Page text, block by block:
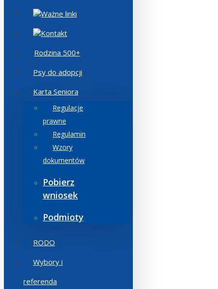
Ważne linki
Kontakt
Rodzina 500+
Psy do adopcji
Karta Seniora
Regulacje
prawne
Regulamin
Wzory
dokumentów
Pobierz
wniosek
Podmioty
RODO
Wybory i
referenda